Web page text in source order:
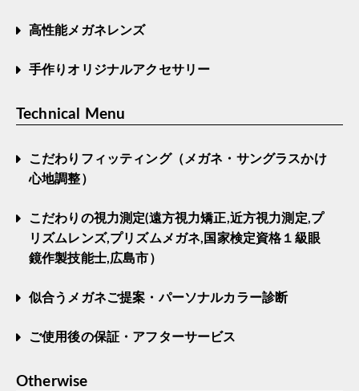
高性能メガネレンズ
手作りオリジナルアクセサリー
Technical Menu
こだわりフィッティング（メガネ・サングラスかけ
心地調整）
こだわりの視力測定(遠方視力矯正,近方視力測定,プ
リズムレンズ,プリズムメガネ,国家検定資格１級眼
鏡作製技能士,広島市）
似合うメガネご提案・パーソナルカラー診断
ご使用後の保証・アフターサービス
Otherwise